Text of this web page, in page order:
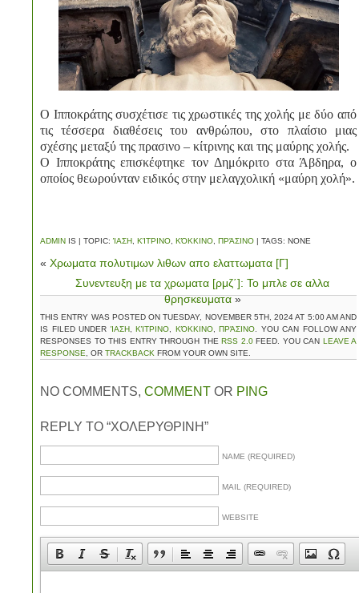
Ο Ιπποκράτης συσχέτισε τις χρωστικές της χολής με δύο από
τις τέσσερα διαθέσεις του ανθρώπου, στο πλαίσιο μιας
σχέσης μεταξύ της πρασινο – κίτρινης και της μαύρης χολής.
Ο Ιπποκράτης επισκέφτηκε τον Δημόκριτο στα Άβδηρα, ο
οποίος θεωρούνταν ειδικός στην μελαγχολική «μαύρη χολή».
ADMIN IS | TOPIC: ΊΑΣΗ ΚΊΤΡΙΝΟ ΚΌΚΚΙΝΟ ΠΡΆΣΙΝΟ | TAGS: NONE
« Χρωματα πολυτιμων λιθων απο ελαττωματα [Γ]
Συνεντευξη με τα χρωματα [ρμζ΄]: Το μπλε σε αλλα
θρησκευματα»
THIS ENTRY WAS POSTED ON TUESDAY, NOVEMBER 5TH, 2024 AT 5:00 AM AND
IS FILED UNDER ΊΑΣΗ, ΚΊΤΡΙΝΟ ΚΌΚΚΙΝΟ, ΠΡΆΣΙΝΟ . YOU CAN FOLLOW ANY
RESPONSES TO THIS ENTRY THROUGH THE RSS 2.0FEED. YOU CAN LEAVE A
RESPONSE , OR TRACKBACK FROM YOUR OWN SITE.
NO COMMENTS, COMMENT OR PING
REPLY TO “ΧΟΛΕΡΥΘΡΙΝΗ”
NAME (REQUIRED)
MAIL (REQUIRED)
WEBSITE